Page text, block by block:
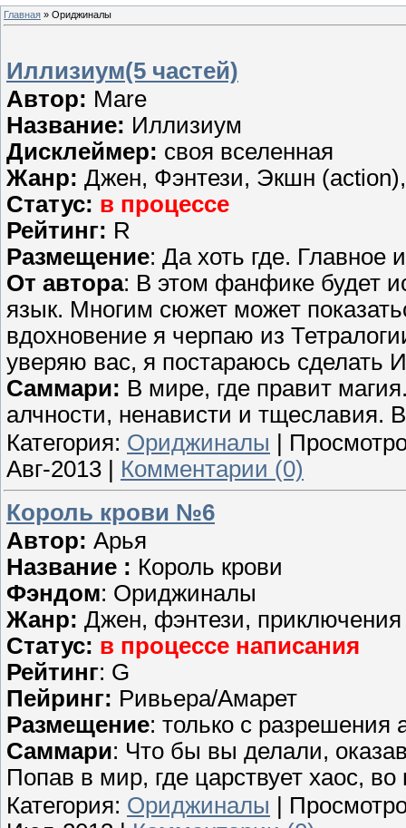
Главная » Ориджиналы
Иллизиум(5 частей)
Автор: Mare
Название: Иллизиум
Дисклеймер: своя вселенная
Жанр: Джен, Фэнтези, Экшн
Статус: в процессе
Рейтинг: R
Размещение: Да хоть где. Главное
От автора: В этом фанфике будет
язык. Многим сюжет может
вдохновение я черпаю из
уверяю вас, я постараюсь сделать
Саммари: В мире, где правит
алчности, ненависти и тщеславия.
Категория: Ориджиналы |
Авг-2013
Комментарии (0)
Король крови №6
Автор: Арья
Название : Король крови
Фэндом: Ориджиналы
Жанр: Джен, фэнтези, приключения
Статус: в процессе написания
Рейтинг: G
Пейринг: Ривьера/Амарет
Размещение: только с разрешения
Саммари: Что бы вы делали,
Попав в мир, где царствует хаос,
Категория: Ориджиналы |